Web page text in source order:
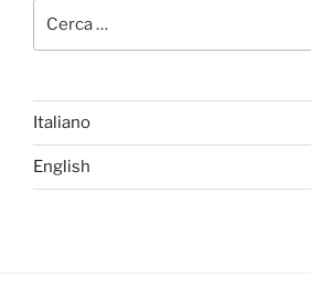
Italiano
English